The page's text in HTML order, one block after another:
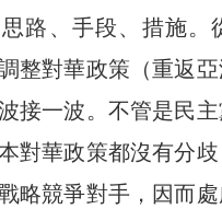
路、手段、措施。
整對華政策（重返
接一波。不管是民主
對華政策都沒有分
略競爭對手，因而